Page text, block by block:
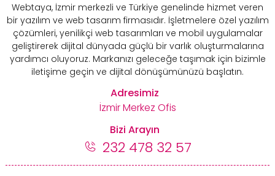
Webtaya, İzmir merkezli ve Türkiye genelinde hizmet veren
bir yazılım ve web tasarım firmasıdır. İşletmelere özel yazılım
çözümleri, yenilikçi web tasarımları ve mobil uygulamalar
geliştirerek dijital dünyada güçlü bir varlık oluşturmalarına
yardımcı oluyoruz. Markanızı geleceğe taşımak için bizimle
iletişime geçin ve dijital dönüşümünüzü başlatın.
Adresimiz
İzmir Merkez Ofis
Bizi Arayın
232 478 32 57